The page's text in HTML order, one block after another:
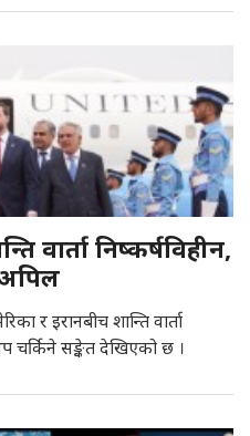
वार्ता निष्कर्षविहीन,
र इरानबीच शान्ति वार्ता
चर्किने सङ्केत देखिएको छ ।